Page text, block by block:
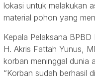
lokasi untuk melakukan
material pohon yang
Kepala Pelaksana
H. Akris Fattah Yunus,
korban meninggal dunia
“Korban sudah berhasil